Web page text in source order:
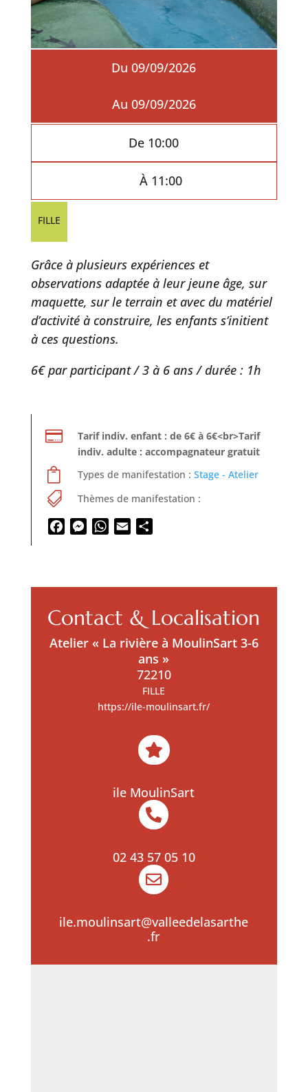
Du 09/09/2026
Au 09/09/2026
De 10:00
À 11:00
FILLE
Grâce à plusieurs expériences et
observations adaptée à leur jeune âge, sur
maquette, sur le terrain et avec du matériel
d’activité à construire, les enfants s’initient
à ces questions.
6€ par participant / 3 à 6 ans / durée : 1h

Tarif indiv. enfant : de 6€ à 6€<br>Tarif
indiv. adulte : accompagnateur gratuit
 Types de manifestation : Stage - Atelier
 Thèmes de manifestation :
FacebookMessenger
WhatsApp
Email
Contact & Localisation
Atelier « La rivière à MoulinSart 3-6
ans »
72210
FILLE
https://ile-moulinsart.fr/

ile MoulinSart

02 43 57 05 10

ile.moulinsart@valleedelasarthe
.fr